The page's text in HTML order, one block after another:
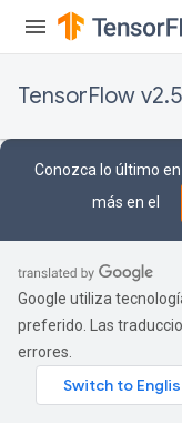
TensorFlow
Conozca lo último
más en el
Google utiliza
preferido. Las
errores.